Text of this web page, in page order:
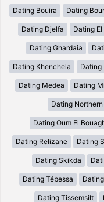
Dating Bouira Dating
Dating Djelfa Dating
Dating Ghardaia
Dating Khenchela Dating
Dating Medea Dating
Dating Northern
Dating Oum El
Dating Relizane Dating
Dating Skikda
Dating Tébessa
Dating Tissemsilt